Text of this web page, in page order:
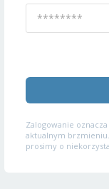
Zalogowanie
aktualnym brzmieniu.
prosimy o